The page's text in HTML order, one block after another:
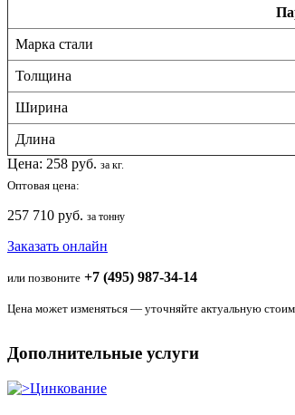
Марка стали
Толщина
Ширина
Длина
Цена: 258 руб. за кг.
Оптовая цена:
257 710 руб. за тонну
Заказать онлайн
или позвоните +7 (495) 987-34-14
Цена может изменяться — уточняйте актуальную
Дополнительные услуги